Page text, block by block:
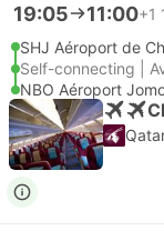
19:05 11:00+1
SHJ Aéroport de
Self-connecting |
NBO Aéroport